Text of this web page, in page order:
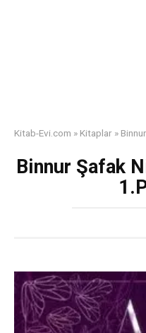
Kitab-Evi.com » Kitaplar »
Binnur Şafak